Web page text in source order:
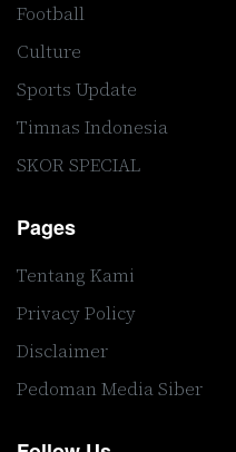
Football
Culture
Sports Update
Timnas Indonesia
SKOR SPECIAL
Pages
Tentang Kami
Privacy Policy
Disclaimer
Pedoman Media Siber